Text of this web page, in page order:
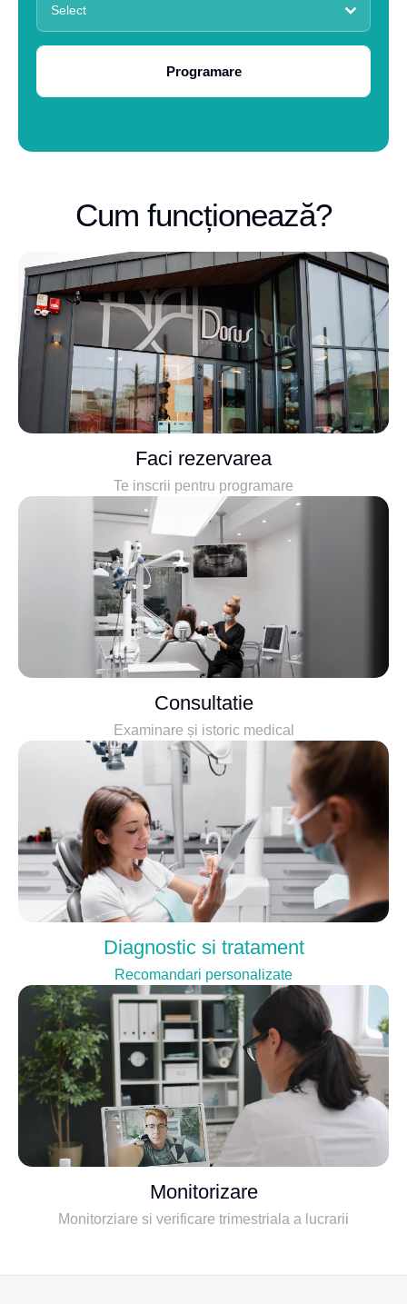
Select
Programare
Cum funcționează?
Faci rezervarea
Te inscrii pentru programare
Consultatie
Examinare și istoric medical
Diagnostic si tratament
Recomandari personalizate
Monitorizare
Monitorziare si verificare trimestriala a lucrarii